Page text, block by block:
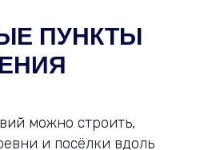
ПУНКТЫ
можно строить,
и посёлки вдоль